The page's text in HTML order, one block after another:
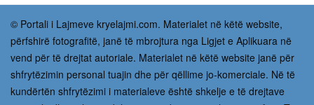
© Portali i Lajmeve kryelajmi.com. Materialet në këtë website,
përfshirë fotografitë, janë të mbrojtura nga Ligjet e Aplikuara në
vend për të drejtat autoriale. Materialet në këtë website janë për
shfrytëzimin personal tuajin dhe për qëllime jo-komerciale. Në të
kundërtën shfrytëzimi i materialeve është shkelje e të drejtave